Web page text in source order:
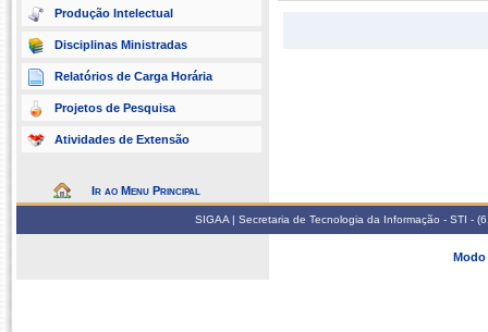
Produção Intelectual
Disciplinas Ministradas
Relatórios de Carga Horária
Projetos de Pesquisa
Atividades de Extensão
Ir ao Menu Principal
SIGAA | Secretaria de Tecnologia da Informação - STI -
Modo